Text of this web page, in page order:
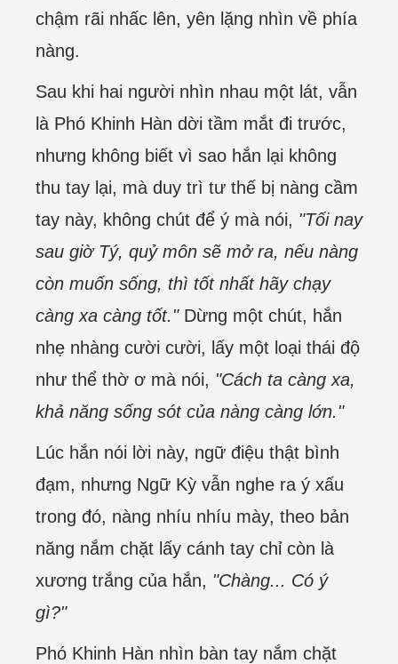
chậm rãi nhấc lên, yên lặng nhìn về phía
nàng.
Sau khi hai người nhìn nhau một lát, vẫn
là Phó Khinh Hàn dời tầm mắt đi trước,
nhưng không biết vì sao hắn lại không
thu tay lại, mà duy trì tư thế bị nàng cầm
tay này, không chút để ý mà nói, "Tối nay
sau giờ Tý, quỷ môn sẽ mở ra, nếu nàng
còn muốn sống, thì tốt nhất hãy chạy
càng xa càng tốt."Dừng một chút, hắn
nhẹ nhàng cười cười, lấy một loại thái độ
như thể thờ ơ mà nói, "Cách ta càng xa,
khả năng sống sót của nàng càng lớn."
Lúc hắn nói lời này, ngữ điệu thật bình
đạm, nhưng Ngữ Kỳ vẫn nghe ra ý xấu
trong đó, nàng nhíu nhíu mày, theo bản
năng nắm chặt lấy cánh tay chỉ còn là
xương trắng của hắn, "Chàng... Có ý
gì?"
Phó Khinh Hàn nhìn bàn tay nắm chặt